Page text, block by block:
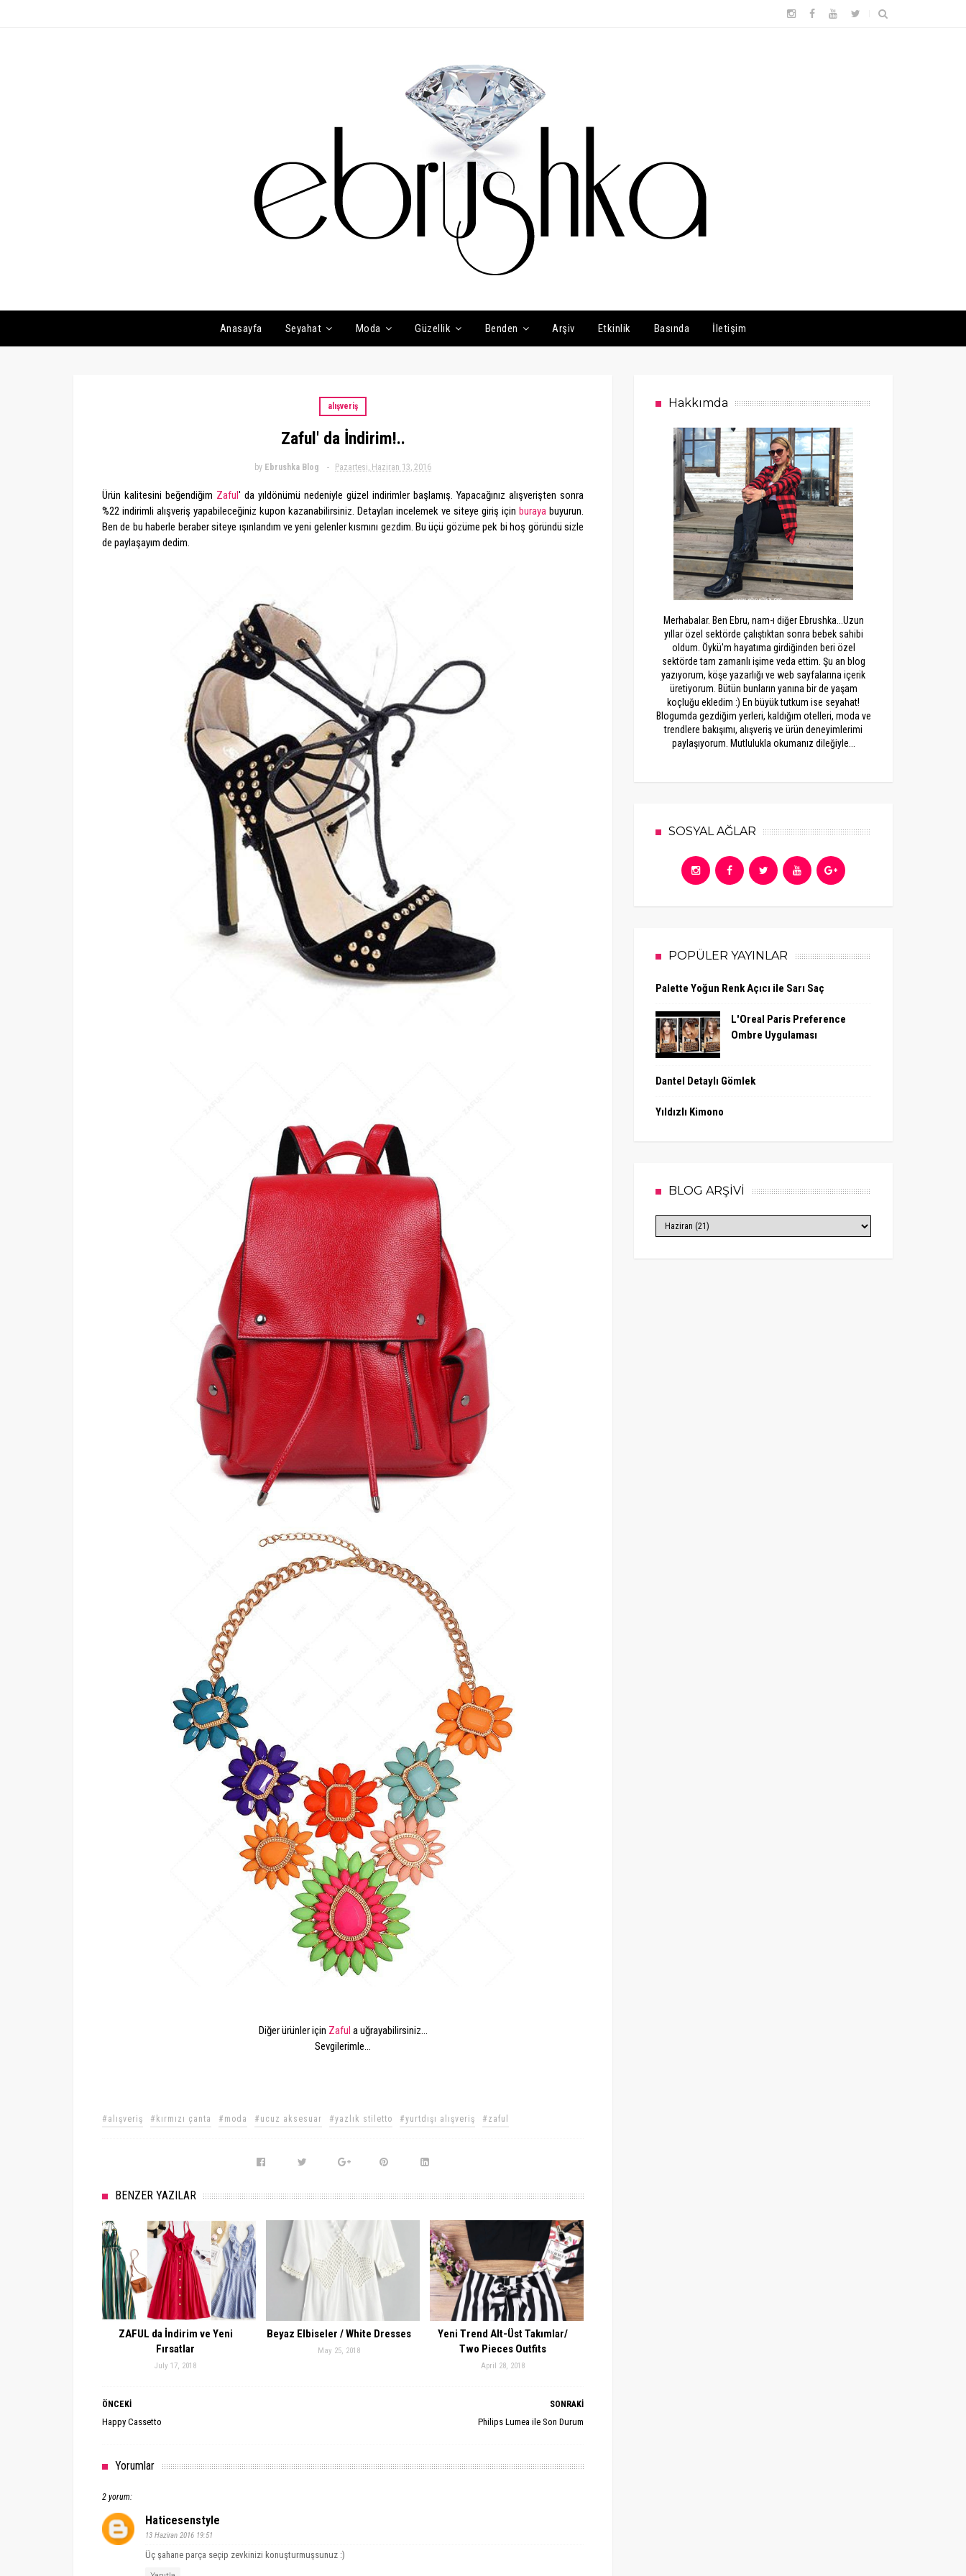
Anasayfa Seyahat Moda Güzellik Benden Arşiv Etkinlik Basında İletişim
alışveriş
Zaful' da İndirim!..
by Ebrushka Blog Pazartesi, Haziran 13, 2016
Ürün kalitesini beğendiğim Zaful' da yıldönümü nedeniyle güzel indirimler başlamış. Yapacağınız alışverişten sonra
%22 indirimli alışveriş yapabileceğiniz kupon kazanabilirsiniz. Detayları incelemek ve siteye giriş için buraya buyurun.
Ben de bu haberle beraber siteye ışınlandım ve yeni gelenler kısmını gezdim. Bu üçü gözüme pek bi hoş göründü sizle
de paylaşayım dedim.
Diğer ürünler için Zaful a uğrayabilirsiniz...
Sevgilerimle...
#alışveriş #kırmızı çanta #moda #ucuz aksesuar #yazlık stiletto #yurtdışı alışveriş #zaful
BENZER YAZILAR
ZAFUL da İndirim ve Yeni
Fırsatlar
July 17, 2018
Beyaz Elbiseler / White Dresses
May 25, 2018
Yeni Trend Alt-Üst Takımlar/
Two Pieces Outfits
April 28, 2018
SONRAKİ
Philips Lumea ile Son Durum
ÖNCEKİ
Happy Cassetto
Yorumlar
2 yorum:
Haticesenstyle
13 Haziran 2016 19:51
Üç şahane parça seçip zevkinizi konuşturmuşsunuz :)
Hakkımda
Merhabalar. Ben Ebru, nam-ı diğer Ebrushka...Uzun
yıllar özel sektörde çalıştıktan sonra bebek sahibi
oldum. Öykü'm hayatıma girdiğinden beri özel
sektörde tam zamanlı işime veda ettim. Şu an blog
yazıyorum, köşe yazarlığı ve web sayfalarına içerik
üretiyorum. Bütün bunların yanına bir de yaşam
koçluğu ekledim :) En büyük tutkum ise seyahat!
Blogumda gezdiğim yerleri, kaldığım otelleri, moda ve
trendlere bakışımı, alışveriş ve ürün deneyimlerimi
paylaşıyorum. Mutlulukla okumanız dileğiyle...
SOSYAL AĞLAR
POPÜLER YAYINLAR
Palette Yoğun Renk Açıcı ile Sarı Saç
L'Oreal Paris Preference
Ombre Uygulaması
Dantel Detaylı Gömlek
Yıldızlı Kimono
BLOG ARŞİVİ